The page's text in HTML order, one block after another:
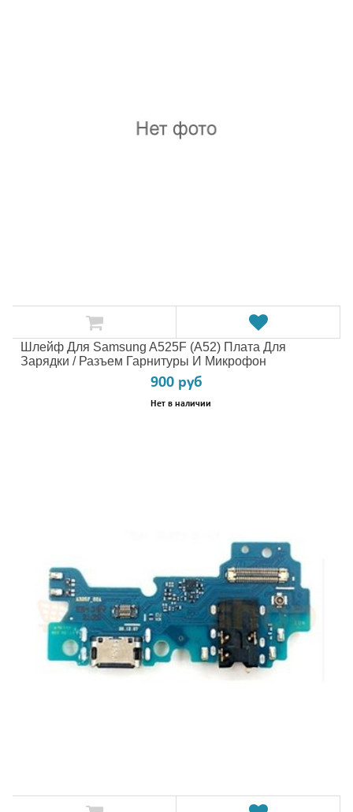
Шлейф Для Samsung A525F (A52) Плата Для
Зарядки / Разъем Гарнитуры И Микрофон
900 руб
Нет в наличии